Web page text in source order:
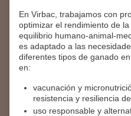
En Virbac, trabajamos con
optimizar el rendimiento de
equilibrio humano-animal-
es adaptado a las
diferentes tipos de ganado
en:
vacunación y
resistencia y resiliencia
uso responsable y